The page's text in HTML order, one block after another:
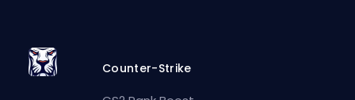
Counter-Strike